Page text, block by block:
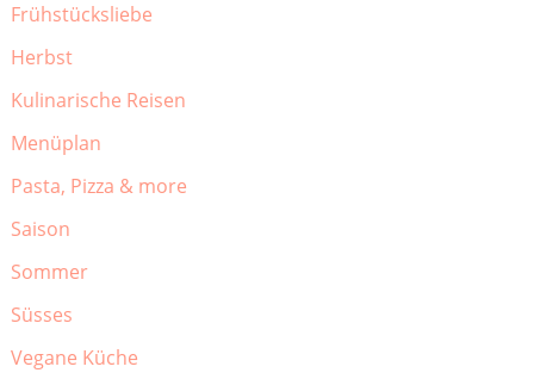
Frühstücksliebe
Herbst
Kulinarische Reisen
Menüplan
Pasta, Pizza & more
Saison
Sommer
Süsses
Vegane Küche